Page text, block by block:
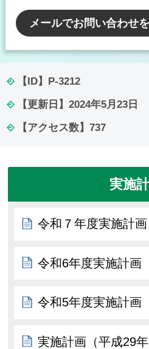
メールでお問い合わせ
【ID】 P-3212
【更新日】 2024年5月23日
【アクセス数】 737
実施
令和７年度実施計画
令和6年度実施計画
令和5年度実施計画
実施計画（平成29